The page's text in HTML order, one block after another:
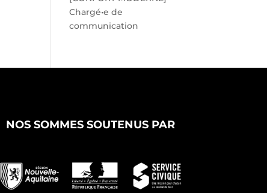
Chargé•e de
communication
NOS SOMMES SOUTENUS PAR